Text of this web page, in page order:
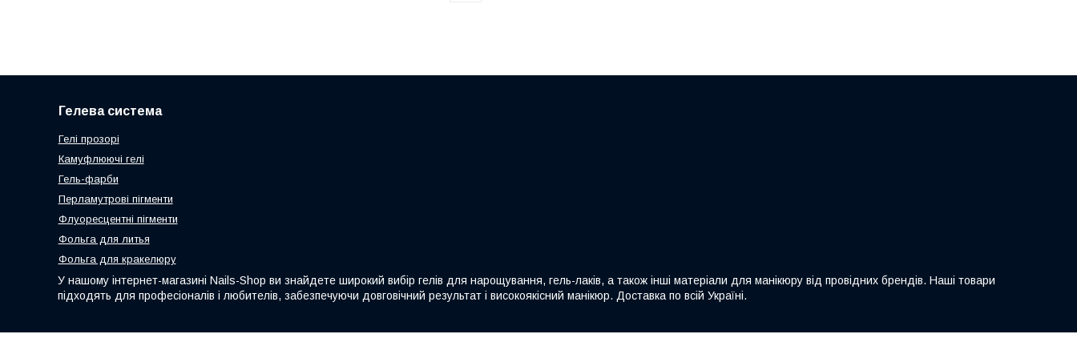
Гелева система
Гелі прозорі
Камуфлюючі гелі
Гель-фарби
Перламутрові пігменти
Флуоресцентні пігменти
Фольга для литья
Фольга для кракелюру
У нашому інтернет-магазині Nails-Shop ви знайдете широкий вибір гелів для нарощування, гель-лаків, а також інші матеріали для манікюру від провідних брендів. Наші товари
підходять для професіоналів і любителів, забезпечуючи довговічний результат і високоякісний манікюр. Доставка по всій Україні.